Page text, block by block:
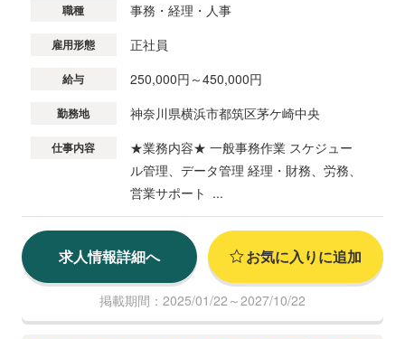
職種 事務・経理・人事
雇用形態 正社員
給与 250,000円～450,000円
勤務地 神奈川県横浜市都筑区茅ケ崎中央
仕事内容
★業務内容★ 一般事務作業 スケジュー
ル管理、データ管理 経理・財務、労務、
営業サポート ...
求人情報詳細へ お気に入りに追加
掲載期間：2025/01/22～2027/10/22